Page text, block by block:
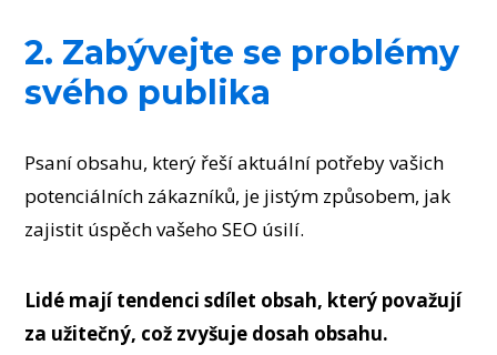
2. Zabývejte se problémy
svého publika
Psaní obsahu, který řeší aktuální potřeby vašich
potenciálních zákazníků, je jistým způsobem, jak
zajistit úspěch vašeho SEO úsilí.
Lidé mají tendenci sdílet obsah, který považují
za užitečný, což zvyšuje dosah obsahu.